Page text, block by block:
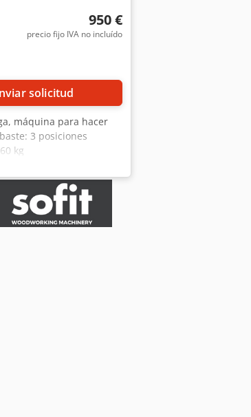
950 €
precio fijo IVA no incluído
solicitud
máquina para hacer
3 posiciones
kg